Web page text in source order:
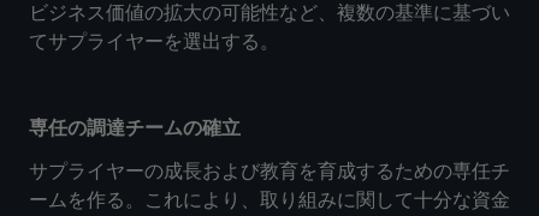
ビジネス価値の拡大の可能性など、複数の基準に基づい
てサプライヤーを選出する。
専任の調達チームの確立
サプライヤーの成長および教育を育成するための専任チ
ームを作る。これにより、取り組みに関して十分な資金